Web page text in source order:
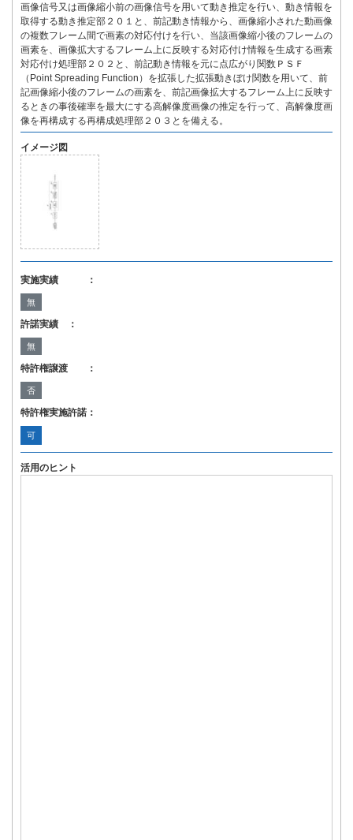
画像信号又は画像縮小前の画像信号を用いて動き推定を行い、動き情報を
取得する動き推定部２０１と、前記動き情報から、画像縮小された動画像
の複数フレーム間で画素の対応付けを行い、当該画像縮小後のフレームの
画素を、画像拡大するフレーム上に反映する対応付け情報を生成する画素
対応付け処理部２０２と、前記動き情報を元に点広がり関数ＰＳＦ
（Point Spreading Function）を拡張した拡張動きぼけ関数を用いて、前
記画像縮小後のフレームの画素を、前記画像拡大するフレーム上に反映す
るときの事後確率を最大にする高解像度画像の推定を行って、高解像度画
像を再構成する再構成処理部２０３とを備える。
イメージ図
実施実績 ：
無
許諾実績 ：
無
特許権譲渡 ：
否
特許権実施許諾：
可
活用のヒント